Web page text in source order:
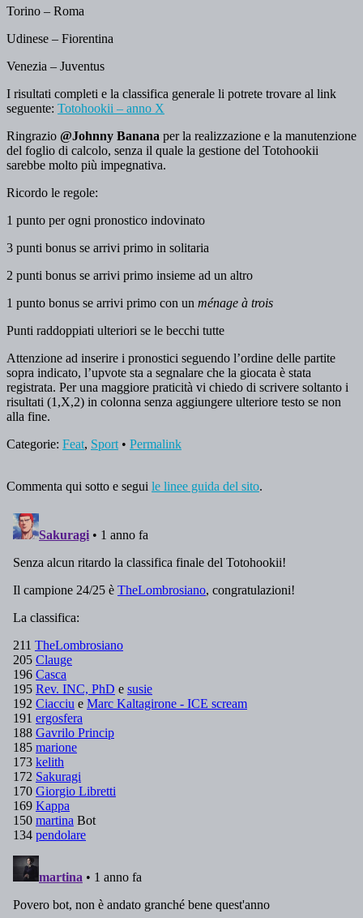
Torino – Roma
Udinese – Fiorentina
Venezia – Juventus
I risultati completi e la classifica generale li potrete trovare al link
seguente: Totohookii – anno X
Ringrazio @Johnny Banana per la realizzazione e la manutenzione
del foglio di calcolo, senza il quale la gestione del Totohookii
sarebbe molto più impegnativa.
Ricordo le regole:
1 punto per ogni pronostico indovinato
3 punti bonus se arrivi primo in solitaria
2 punti bonus se arrivi primo insieme ad un altro
1 punto bonus se arrivi primo con un ménage à trois
Punti raddoppiati ulteriori se le becchi tutte
Attenzione ad inserire i pronostici seguendo l’ordine delle partite
sopra indicato, l’upvote sta a segnalare che la giocata è stata
registrata. Per una maggiore praticità vi chiedo di scrivere soltanto i
risultati (1,X,2) in colonna senza aggiungere ulteriore testo se non
alla fine.
Categorie: Feat, Sport • Permalink
Commenta qui sotto e segui le linee guida del sito.